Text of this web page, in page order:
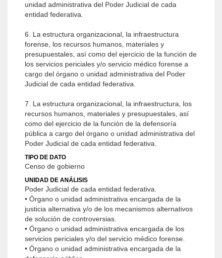
unidad administrativa del Poder Judicial de cada
entidad federativa.
6. La estructura organizacional, la infraestructura
forense, los recursos humanos, materiales y
presupuestales, así como del ejercicio de la función de
los servicios periciales y/o servicio médico forense a
cargo del órgano o unidad administrativa del Poder
Judicial de cada entidad federativa.
7. La estructura organizacional, la infraestructura, los
recursos humanos, materiales y presupuestales, así
como del ejercicio de la función de la defensoría
pública a cargo del órgano o unidad administrativa del
Poder Judicial de cada entidad federativa.
TIPO DE DATO
Censo de gobierno
UNIDAD DE ANÁLISIS
Poder Judicial de cada entidad federativa.
• Órgano o unidad administrativa encargada de la
justicia alternativa y/o de los mecanismos alternativos
de solución de controversias.
• Órgano o unidad administrativa encargada de los
servicios periciales y/o del servicio médico forense.
• Órgano o unidad administrativa encargada de la